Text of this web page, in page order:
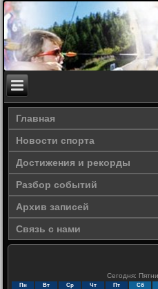
Главная
Новости спорта
Достижения и рекорды
Разбор событий
Архив записей
Связь с нами
Сегодня:
Пн Вт Ср Чт Пт Сб